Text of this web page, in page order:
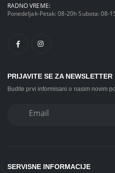
RADNO VREME:
Ponedeljak-Petak: 08-20h Subota: 08-
PRIJAVITE SE ZA NEWSLETTER
Budite prvi informisani o nasim novim
SERVISNE INFORMACIJE